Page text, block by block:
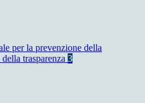
per la prevenzione della
trasparenza 3